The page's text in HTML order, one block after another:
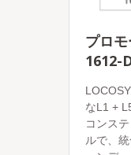
プロ
1612-
なL1 +
コンス
ルで、